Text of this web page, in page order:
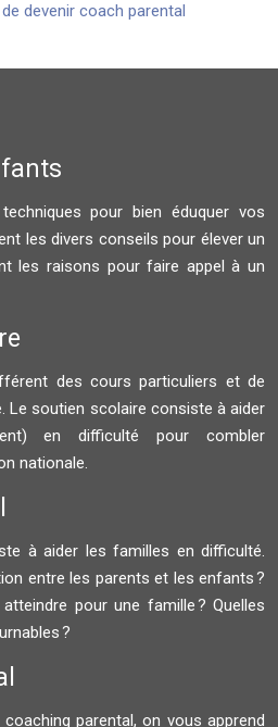
devenir coach parental
pour bien éduquer vos
les divers conseils pour élever un
les raisons pour faire appel à un
des cours particuliers et de
Le soutien scolaire consiste à aider
en difficulté pour combler
nationale.
à aider les familles en difficulté.
entre les parents et les enfants ?
pour une famille ? Quelles
?
parental, on vous apprend